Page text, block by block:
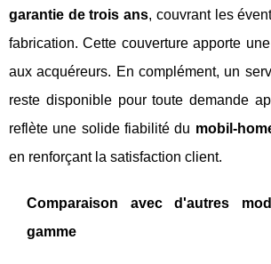
garantie de trois ans, couvrant les
fabrication. Cette couverture apporte
aux acquéreurs. En complément, un
reste disponible pour toute demande
reflète une solide fiabilité du mobil-
en renforçant la satisfaction client.
Comparaison avec d'autres
gamme